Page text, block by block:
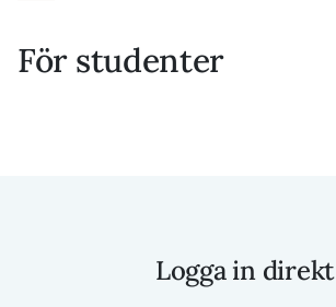
För studenter
Logga in direkt